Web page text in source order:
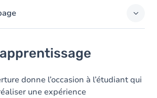
donne l’occasion à l’étudiant qui
une expérience